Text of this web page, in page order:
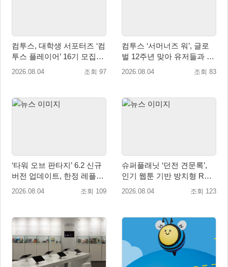
컴투스, 대학생 서포터즈 ‘컴
투스 플레이어’ 16기 모집
“게임·콘텐츠 인재 모여라!”
2026.08.04 조회 97
컴투스 ‘서머너즈 워’, 글로
벌 12주년 맞아 유저들과 함
께 ‘소환사의 숲’ 조성
2026.08.04 조회 83
‘타워 오브 판타지’ 6.2 신규
버전 업데이트, 한정 레플리
카 ‘겔피인’ 등장
2026.08.04 조회 109
슈퍼플래닛 ‘던전 견문록’,
인기 웹툰 기반 방치형 RPG
로 글로벌 정식 출시
2026.08.04 조회 123